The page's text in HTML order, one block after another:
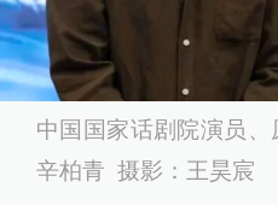
中国国家话剧院演员
辛柏青 摄影：王昊宸